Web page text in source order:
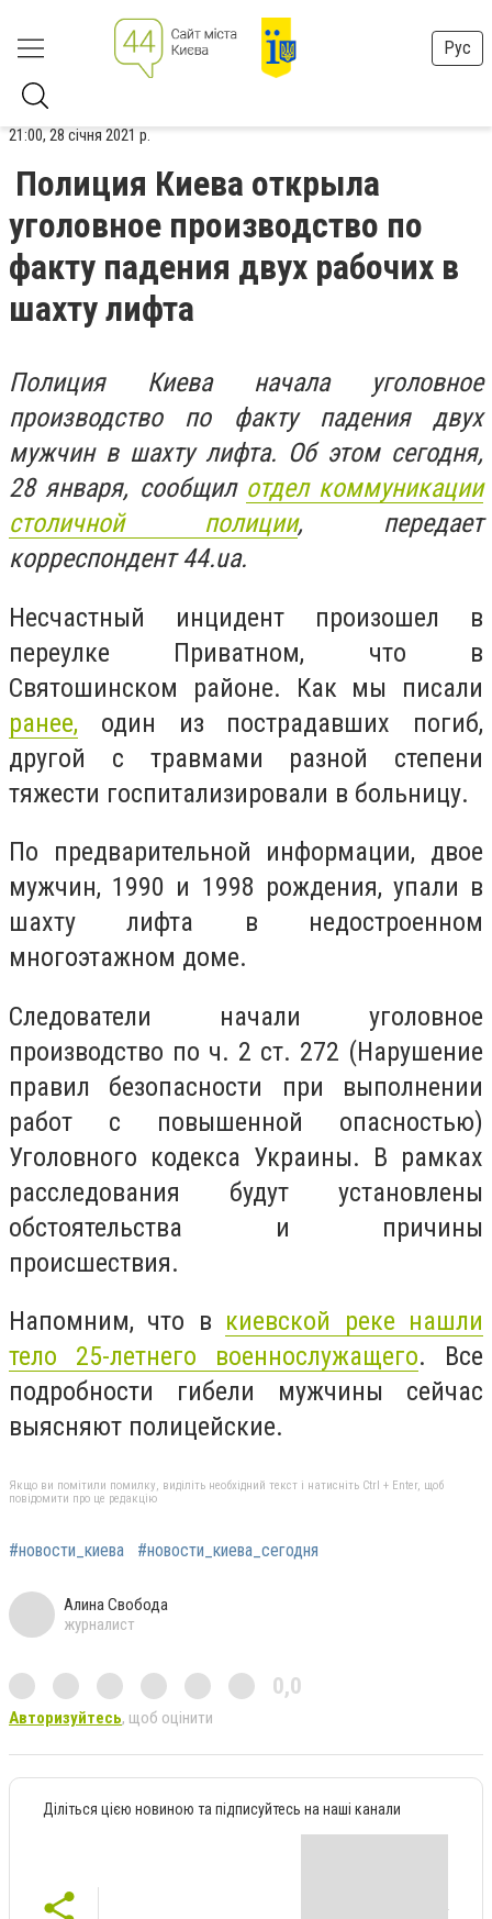
Рус
21:00, 28 січня 2021 р.
Полиция Киева открыла
уголовное производство по
факту падения двух рабочих в
шахту лифта
Полиция Киева начала уголовное
производство по факту падения двух
мужчин в шахту лифта. Об этом сегодня,
28 января, сообщил отдел коммуникации
столичной полиции, передает
корреспондент 44.ua.
Несчастный инцидент произошел в
переулке Приватном, что в
Святошинском районе. Как мы писали
ранее, один из пострадавших погиб,
другой с травмами разной степени
тяжести госпитализировали в больницу.
По предварительной информации, двое
мужчин, 1990 и 1998 рождения, упали в
шахту лифта в недостроенном
многоэтажном доме.
Следователи начали уголовное
производство по ч. 2 ст. 272 (Нарушение
правил безопасности при выполнении
работ с повышенной опасностью)
Уголовного кодекса Украины. В рамках
расследования будут установлены
обстоятельства и причины
происшествия.
Напомним, что в киевской реке нашли
тело 25-летнего военнослужащего. Все
подробности гибели мужчины сейчас
выясняют полицейские.
Якщо ви помітили помилку, виділіть необхідний текст і натисніть Ctrl + Enter, щоб
повідомити про це редакцію
#новости_киева #новости_киева_сегодня
Алина Свобода
журналист
0,0
Авторизуйтесь, щоб оцінити
Діліться цією новиною та підписуйтесь на наші канали